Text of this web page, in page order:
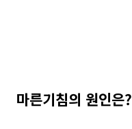
마른기침의 원인은?